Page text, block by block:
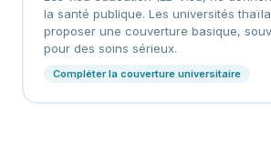
la santé publique. Les universités
proposer une couverture basique,
pour des soins sérieux.
Compléter la couverture universitaire